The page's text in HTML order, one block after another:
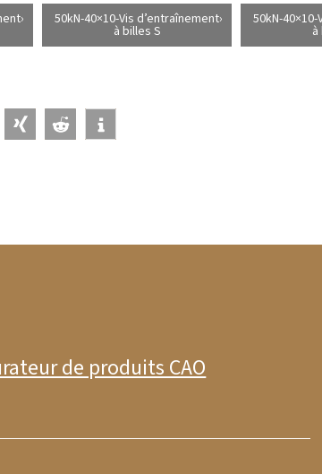
50kN-40×10-Vis d’entraînement
à billes S
50kN-
de produits CAO